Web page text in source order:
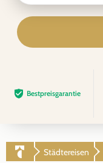
Bestpreis­garantie
Städtereisen